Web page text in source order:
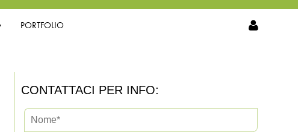
PORTFOLIO
CONTATTACI PER INFO: